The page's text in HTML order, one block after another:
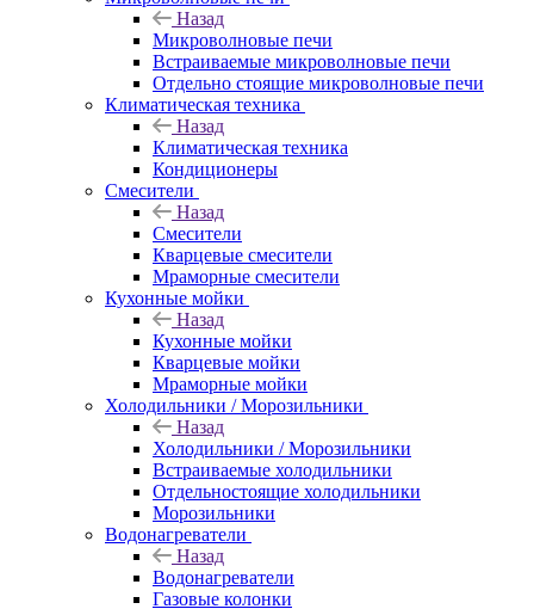
Назад
Микроволновые печи
Встраиваемые микроволновые печи
Отдельно стоящие микроволновые печи
Климатическая техника
Назад
Климатическая техника
Кондиционеры
Смесители
Назад
Смесители
Кварцевые смесители
Мраморные смесители
Кухонные мойки
Назад
Кухонные мойки
Кварцевые мойки
Мраморные мойки
Холодильники / Морозильники
Назад
Холодильники / Морозильники
Встраиваемые холодильники
Отдельностоящие холодильники
Морозильники
Водонагреватели
Назад
Водонагреватели
Газовые колонки